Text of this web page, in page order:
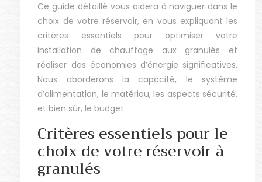
Ce guide détaillé vous aidera à naviguer dans le
choix de votre réservoir, en vous expliquant les
critères essentiels pour optimiser votre
installation de chauffage aux granulés et
réaliser des économies d’énergie significatives.
Nous aborderons la capacité, le système
d’alimentation, le matériau, les aspects sécurité,
et bien sûr, le budget.
Critères essentiels pour le
choix de votre réservoir à
granulés